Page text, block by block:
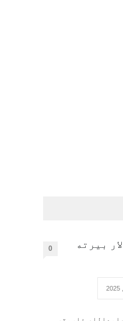
بیرته
0